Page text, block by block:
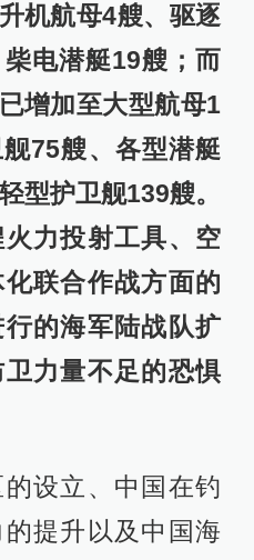
机航母4艘、驱逐
电潜艇19艘；而
增加至大型航母1
75艘、各型潜艇
型护卫舰139艘。
力投射工具、空
联合作战方面的
的海军陆战队扩
力量不足的恐惧
设立、中国在钓
提升以及中国海